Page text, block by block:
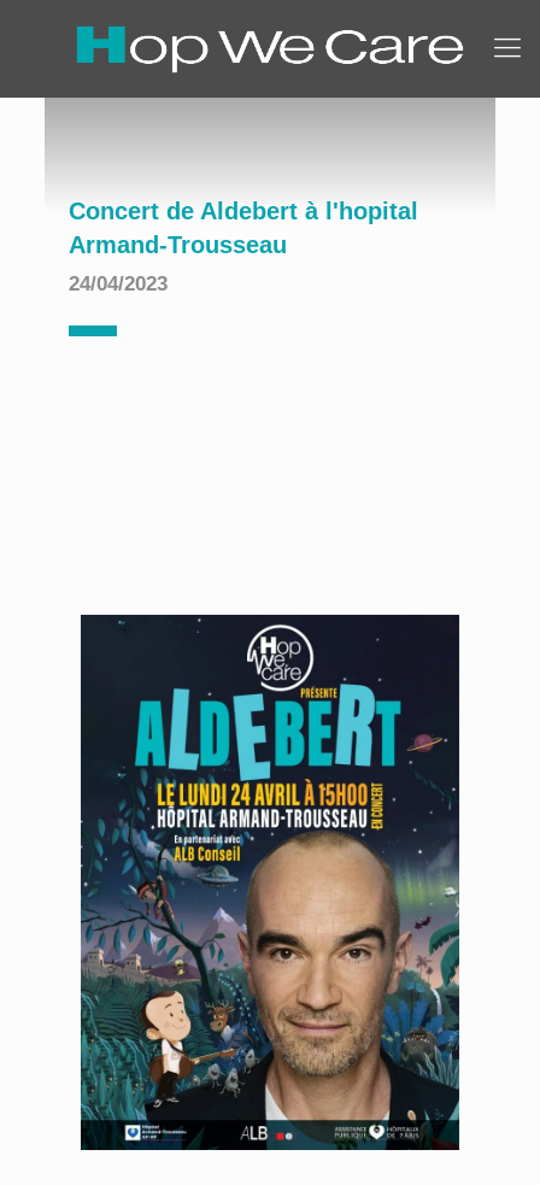
Concert de Aldebert à l'hopital
Armand-Trousseau
24/04/2023